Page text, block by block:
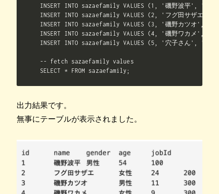
INSERT INTO sazaefamily VALUES (1, '磯野波平', '男
INSERT INTO sazaefamily VALUES (2, 'フグ田サザエ
INSERT INTO sazaefamily VALUES (3, '磯野カツオ', '
INSERT INTO sazaefamily VALUES (4, '磯野ワカメ', '
INSERT INTO sazaefamily VALUES (5, '穴子さん', '男
-- fetch sazaefamily values
SELECT * FROM sazaefamily;
出力結果です。
無事にテーブルが表示されました。